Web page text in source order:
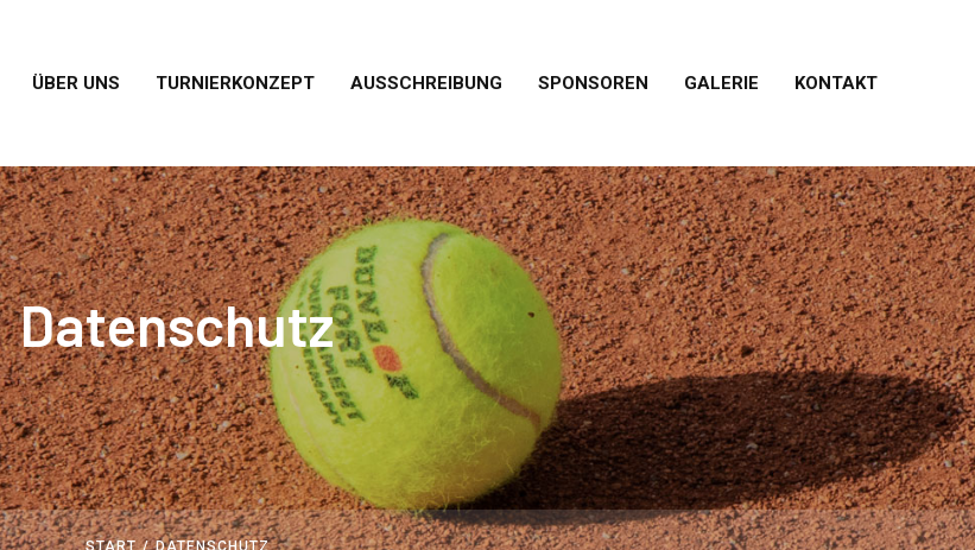
ÜBER UNS TURNIERKONZEPT AUSSCHREIBUNG SPONSOREN GALERIE KONTAKT
Datenschutz
START / DATENSCHUTZ